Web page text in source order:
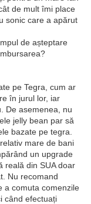
de mult îmi place
sonic care a apărut
de așteptare
pe Tegra, cum ar
în jurul lor, iar
De asemenea, nu
jelly bean par să
bazate pe tegra.
mare de bani
un upgrade
reală din SUA doar
Nu recomand
a comuta comenzile
când efectuați